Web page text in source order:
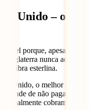
Unido – o que
porque, apesar da
Inglaterra nunca adoptou
a libra esterlina.
Unido, o melhor a fazer
de não pagar as
cobram.